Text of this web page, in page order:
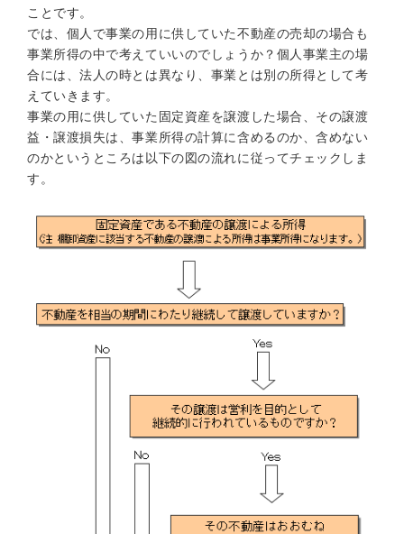
ことです。
では、個人で事業の用に供していた不動産の売却の場合も
事業所得の中で考えていいのでしょうか？個人事業主の場
合には、法人の時とは異なり、事業とは別の所得として考
えていきます。
事業の用に供していた固定資産を譲渡した場合、その譲渡
益・譲渡損失は、事業所得の計算に含めるのか、含めない
のかというところは以下の図の流れに従ってチェックしま
す。